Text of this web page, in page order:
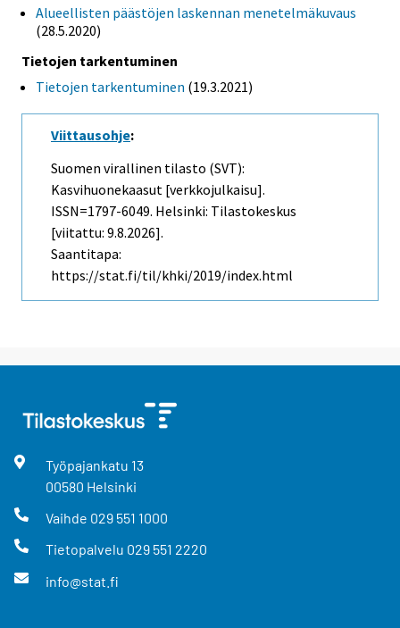
Alueellisten päästöjen laskennan menetelmäkuvaus
(28.5.2020)
Tietojen tarkentuminen
Tietojen tarkentuminen (19.3.2021)
Viittausohje:
Suomen virallinen tilasto (SVT):
Kasvihuonekaasut [verkkojulkaisu].
ISSN=1797-6049. Helsinki: Tilastokeskus
[viitattu: 9.8.2026].
Saantitapa:
https://stat.fi/til/khki/2019/index.html
Työpajankatu 13
00580 Helsinki
Vaihde 029 551 1000
Tietopalvelu 029 551 2220
info@stat.fi